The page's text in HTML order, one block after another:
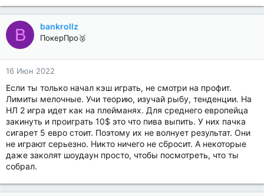
B bankrollz
ПокерПро🥈
16 Июн 2022
Если ты только начал кэш играть, не смотри на профит.
Лимиты мелочные. Учи теорию, изучай рыбу, тенденции. На
НЛ 2 игра идет как на плейманях. Для среднего европейца
закинуть и проиграть 10$ это что пива выпить. У них пачка
сигарет 5 евро стоит. Поэтому их не волнует результат. Они
не играют серьезно. Никто ничего не сбросит. А некоторые
даже заколят шоудаун просто, чтобы посмотреть, что ты
собрал.